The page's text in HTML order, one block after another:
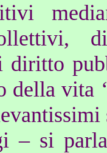
diritto
della vita
– si